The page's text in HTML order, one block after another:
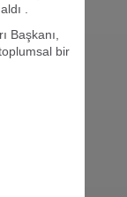
.
Başkanı,
bir